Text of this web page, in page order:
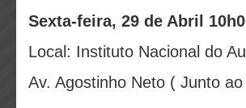
Sexta-feira, 29 de Abril
Local: Instituto Nacional do
Av. Agostinho Neto ( Junto